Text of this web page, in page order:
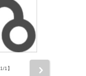
1/1】